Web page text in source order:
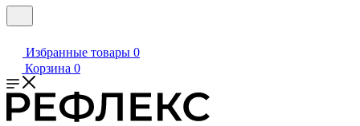
Избранные товары 0
Корзина 0